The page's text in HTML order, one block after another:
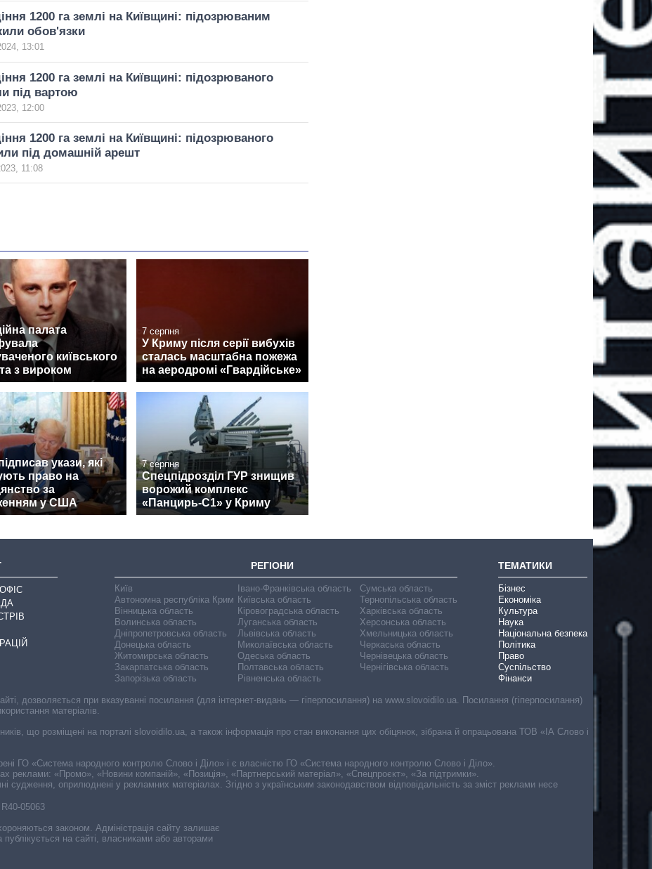
1200 га землі на Київщині: підозрюваним
обов'язки
13:01
1200 га землі на Київщині: підозрюваного
під вартою
12:00
1200 га землі на Київщині: підозрюваного
під домашній арешт
11:08
палата
київського
з вироком
7 серпня
У Криму після серії вибухів
сталась масштабна пожежа
на аеродромі «Гвардійське»
укази, які
право на
за
у США
7 серпня
Спецпідрозділ ГУР знищив
ворожий комплекс
«Панцирь-С1» у Криму
РЕГІОНИ
Київ
Автономна республіка Крим
Вінницька область
Волинська область
Дніпропетровська область
Донецька область
Житомирська область
Закарпатська область
Запорізька область
Івано-Франківська область
Київська область
Кіровоградська область
Луганська область
Львівська область
Миколаївська область
Одеська область
Полтавська область
Рівненська область
Сумська область
Тернопільська область
Харківська область
Херсонська область
Хмельницька область
Черкаська область
Чернівецька область
Чернігівська область
ТЕМАТИКИ
Бізнес
Економіка
Культура
Наука
Національна безпека
Політика
Право
Суспільство
Фінанси
05063
законом. Адміністрація сайту залишає
на сайті, власниками або авторами
дозволяється при вказуванні посилання (для інтернет-видань — гіперпосилання) на www.slovoidilo.ua. Посилання (гіперпосилання)
матеріалів.
що розміщені на порталі slovoidilo.ua, а також інформація про стан виконання цих обіцянок, зібрана й опрацьована ТОВ «ІА Слово і
ГО «Система народного контролю Слово і Діло» і є власністю ГО «Система народного контролю Слово і Діло».
реклами: «Промо», «Новини компаній», «Позиція», «Партнерський матеріал», «Спецпроєкт», «За підтримки».
судження, оприлюднені у рекламних матеріалах. Згідно з українським законодавством відповідальність за зміст реклами несе